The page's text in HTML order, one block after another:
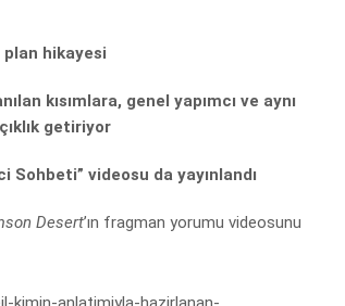
plan hikayesi
kısımlara, genel yapımcı ve aynı
getiriyor
Sohbeti” videosu da yayınlandı
Desert’ın fragman yorumu videosunu